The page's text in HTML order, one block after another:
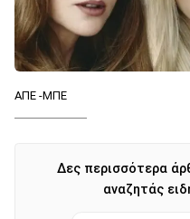
ΑΠΕ -ΜΠΕ
Δες περισσότερα
αναζητάς